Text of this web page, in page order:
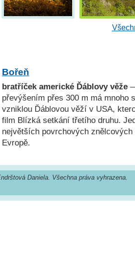
Bořeň
bratříček americké Ďáblovy věže
převýšením přes 300 m má mnoho
vzniklou Ďáblovou věží v USA,
film Blízká setkání třetího druhu.
největších povrchových
Evropě.
Daniela. Všechna práva vyhrazena.